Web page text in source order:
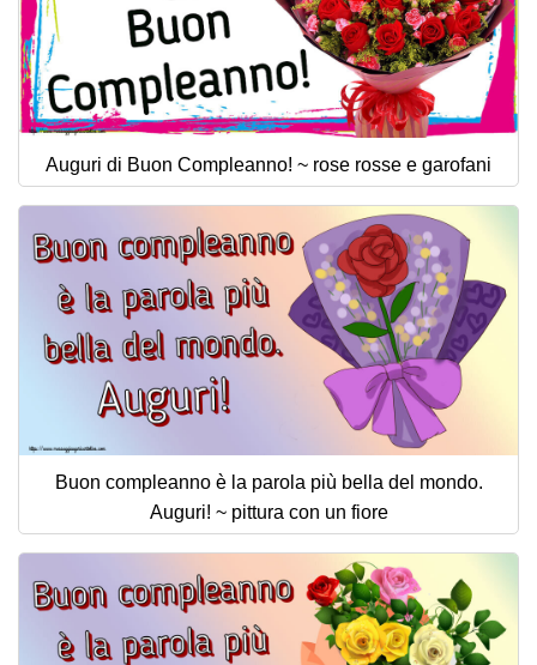
Auguri di Buon Compleanno! ~ rose rosse e garofani
Buon compleanno è la parola più bella del mondo.
Auguri! ~ pittura con un fiore